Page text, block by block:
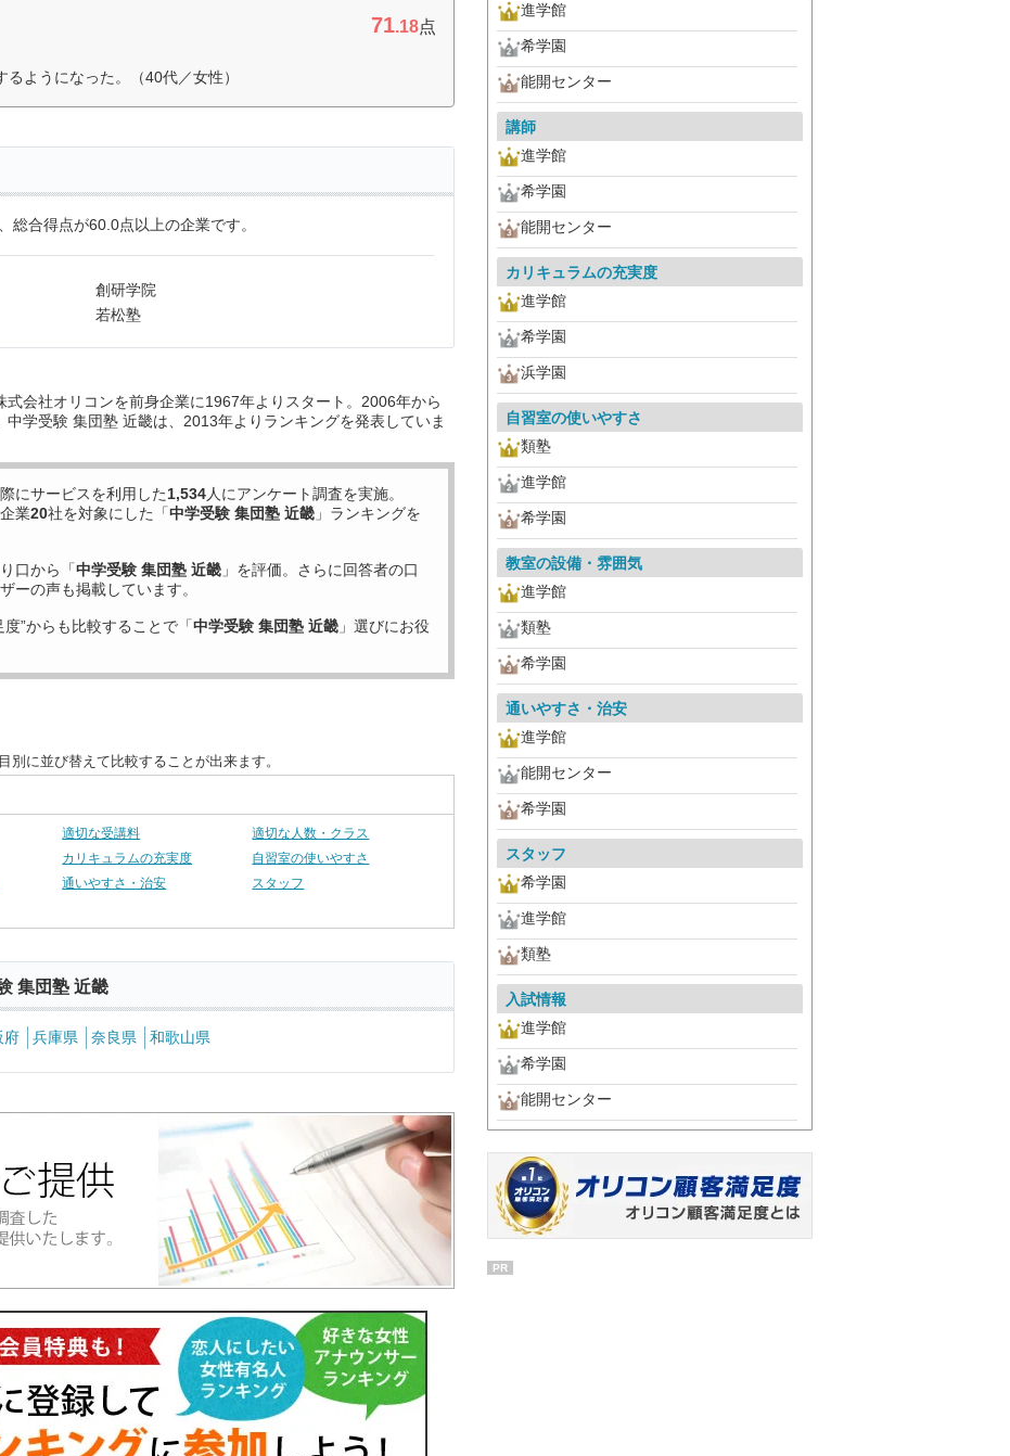
71.18点
ようになった。（40代／女性）
総合得点が60.0点以上の企業です。
創研学院
若松塾
式会社オリコンを前身企業に1967年よりスタート。2006年から
中学受験 集団塾 近畿は、2013年よりランキングを発表していま
にサービスを利用した1,534人にアンケート調査を実施。
業20社を対象にした「中学受験 集団塾 近畿 」ランキングを
口から「中学受験 集団塾 近畿 」を評価。さらに回答者の口
ーの声も掲載しています。
”からも比較することで「中学受験 集団塾 近畿 」選びにお役
に並び替えて比較することが出来ます。
適切な受講料
適切な人数・クラス
カリキュラムの充実度
自習室の使いやすさ
通いやすさ・治安
スタッフ
集団塾 近畿
府 兵庫県 奈良県 和歌山県
進学館
希学園
能開センター
講師
進学館
希学園
能開センター
カリキュラムの充実度
進学館
希学園
浜学園
自習室の使いやすさ
類塾
進学館
希学園
教室の設備・雰囲気
進学館
類塾
希学園
通いやすさ・治安
進学館
能開センター
希学園
スタッフ
希学園
進学館
類塾
入試情報
進学館
希学園
能開センター
PR